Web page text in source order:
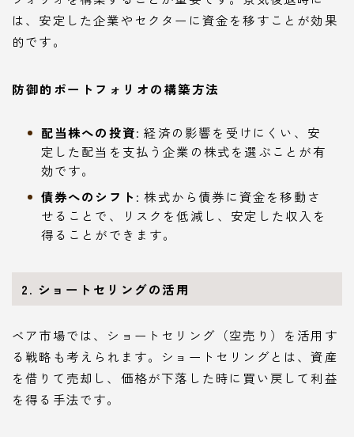
は、安定した企業やセクターに資金を移すことが効果
的です。
防御的ポートフォリオの構築方法
配当株への投資: 経済の影響を受けにくい、安
定した配当を支払う企業の株式を選ぶことが有
効です。
債券へのシフト : 株式から債券に資金を移動さ
せることで、リスクを低減し、安定した収入を
得ることができます。
2. ショートセリングの活用
ベア市場では、ショートセリング（空売り）を活用す
る戦略も考えられます。ショートセリングとは、資産
を借りて売却し、価格が下落した時に買い戻して利益
を得る手法です。